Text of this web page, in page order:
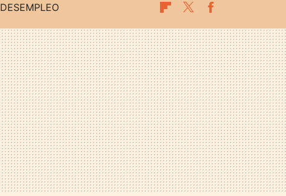
DESEMPLEO Flipboard
Twitter